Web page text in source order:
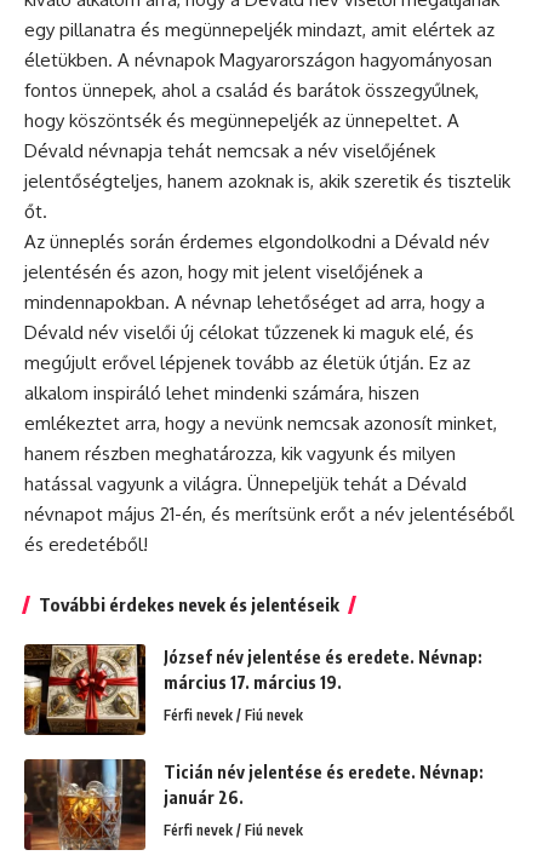
egy pillanatra és megünnepeljék mindazt, amit elértek az
életükben. A névnapok Magyarországon hagyományosan
fontos ünnepek, ahol a család és barátok összegyűlnek,
hogy köszöntsék és megünnepeljék az ünnepeltet. A
Dévald névnapja tehát nemcsak a név viselőjének
jelentőségteljes, hanem azoknak is, akik szeretik és tisztelik
őt.
Az ünneplés során érdemes elgondolkodni a Dévald név
jelentésén és azon, hogy mit jelent viselőjének a
mindennapokban. A névnap lehetőséget ad arra, hogy a
Dévald név viselői új célokat tűzzenek ki maguk elé, és
megújult erővel lépjenek tovább az életük útján. Ez az
alkalom inspiráló lehet mindenki számára, hiszen
emlékeztet arra, hogy a nevünk nemcsak azonosít minket,
hanem részben meghatározza, kik vagyunk és milyen
hatással vagyunk a világra. Ünnepeljük tehát a Dévald
névnapot május 21-én, és merítsünk erőt a név jelentéséből
és eredetéből!
További érdekes nevek és jelentéseik
József név jelentése és eredete. Névnap:
március 17. március 19.
Férfi nevek / Fiú nevek
Ticián név jelentése és eredete. Névnap:
január 26.
Férfi nevek / Fiú nevek